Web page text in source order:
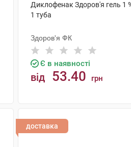
Диклофенак Здоров'я гель 1
1 туба
Здоров'я ФК
Є в наявності
від 53.40 грн
доставка